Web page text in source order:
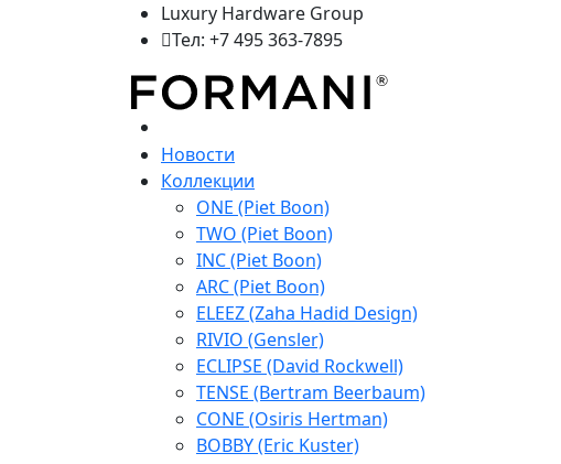
Luxury Hardware Group
Тел: +7 495 363-7895
Новости
Коллекции
ONE (Piet Boon)
TWO (Piet Boon)
INC (Piet Boon)
ARC (Piet Boon)
ELEEZ (Zaha Hadid Design)
RIVIO (Gensler)
ECLIPSE (David Rockwell)
TENSE (Bertram Beerbaum)
CONE (Osiris Hertman)
BOBBY (Eric Kuster)